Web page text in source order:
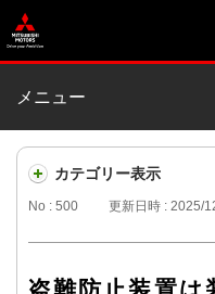
メニュー
カテゴリー表示
No : 500 更新日時 : 2025/